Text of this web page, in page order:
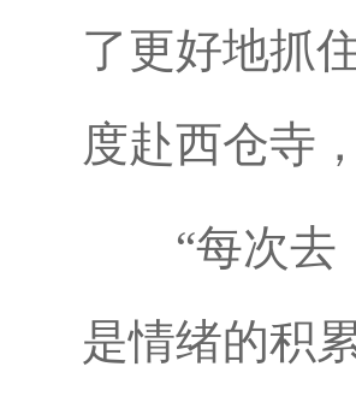
了更好地抓
度赴西仓寺
“每次去，
是情绪的积